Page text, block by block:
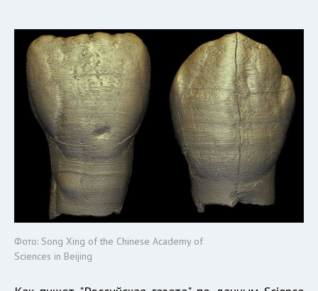
Фото: Song Xing of the Chinese Academy of
Sciences in Beijing